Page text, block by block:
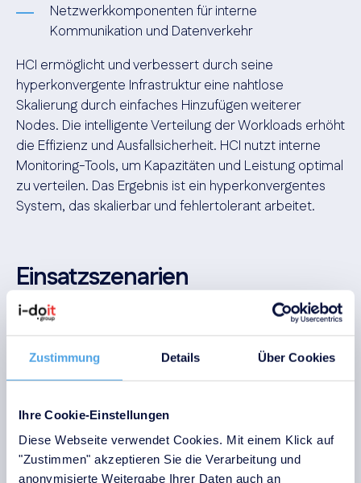
Zustimmung Details Über Cookies
Ihre Cookie-Einstellungen
Diese Webseite verwendet Cookies. Mit einem Klick auf
"Zustimmen" akzeptieren Sie die Verarbeitung und
anonymisierte Weitergabe Ihrer Daten auch an
Netzwerkkomponenten für interne
Kommunikation und Datenverkehr
HCI ermöglicht und verbessert durch seine
hyperkonvergente Infrastruktur eine nahtlose
Skalierung durch einfaches Hinzufügen weiterer
Nodes. Die intelligente Verteilung der Workloads erhöht
die Effizienz und Ausfallsicherheit. HCI nutzt interne
Monitoring-Tools, um Kapazitäten und Leistung optimal
zu verteilen. Das Ergebnis ist ein hyperkonvergentes
System, das skalierbar und fehlertolerant arbeitet.
Einsatzszenarien
hyperkonvergenter
Infrastruktur
Die Einführung eines hyperkonvergenten Systems lässt
bestehende Infrastruktur gezielt mit HCI-Knoten
hyperkonvergente Server ersetzen. Der Vorteil: Die
Bereitstellung erfolgt schnell und der laufende Betrieb